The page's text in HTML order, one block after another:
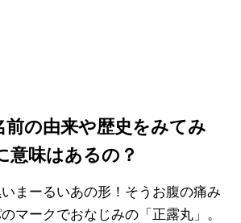
前の由来や歴史をみてみ
意味はあるの？
まーるいあの形！そうお腹の痛み
マークでおなじみの「正露丸」。